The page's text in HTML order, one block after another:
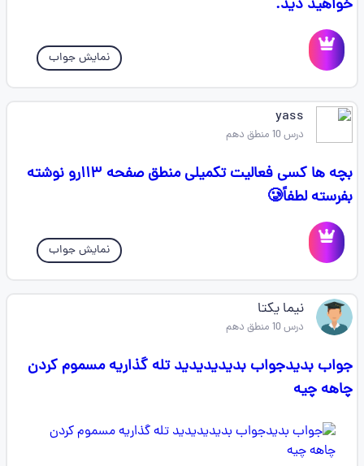
خواهید دید.
نمایش جواب
yass
درس 10 منطق دهم
بچه ها کسی فعالیت تکمیلی منطق صفحه ۱۱۳رو نوشته
بفرسته لطفاً🥲
نمایش جواب
نیما یکتا
درس 10 منطق دهم
جواب بدیدجواب بدیدیدیدید تله گذاریه مسموم کردن
چاهه چیه